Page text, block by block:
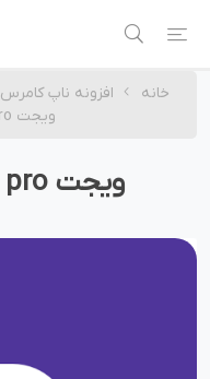
خانه افزونه ناپ کامرس
ویجت Instagram feed pro
ویجت Instagram feed pro